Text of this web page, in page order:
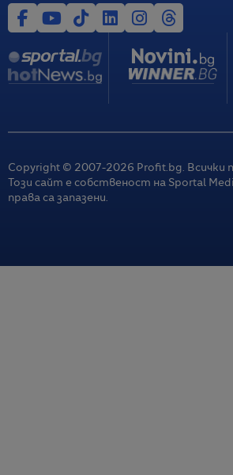
Copyright © 2007-2026 Profit.bg. Всички
Този сайт е собственост на Sportal
права са запазени.